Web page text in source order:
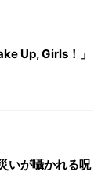
Up, Girls！」
いが囁かれる呪